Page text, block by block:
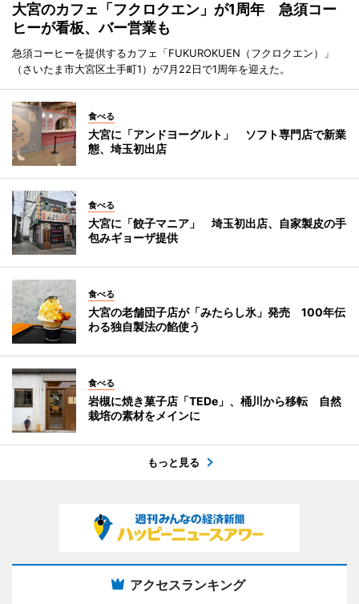
大宮のカフェ「フクロクエン」が1周年 急須コー
ヒーが看板、バー営業も
急須コーヒーを提供するカフェ「FUKUROKUEN（フクロクエン）」
（さいたま市大宮区土手町1）が7月22日で1周年を迎えた。
食べる
大宮に「アンドヨーグルト」 ソフト専門店で新業
態、埼玉初出店
食べる
大宮に「餃子マニア」 埼玉初出店、自家製皮の手
包みギョーザ提供
食べる
大宮の老舗団子店が「みたらし氷」発売 100年伝
わる独自製法の餡使う
食べる
岩槻に焼き菓子店「TEDe」、桶川から移転 自然
栽培の素材をメインに
もっと見る
アクセスランキング